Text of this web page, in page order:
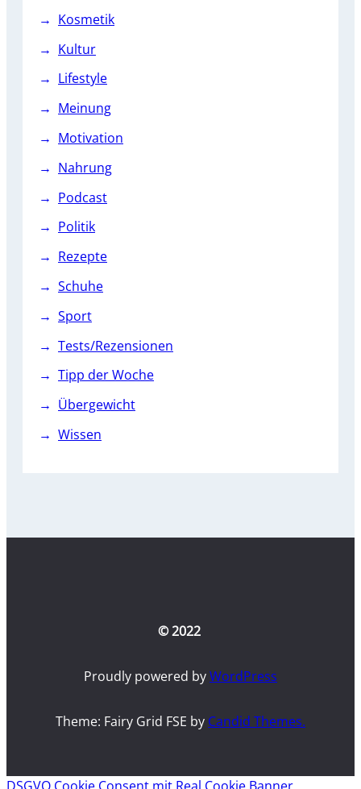
Kosmetik
Kultur
Lifestyle
Meinung
Motivation
Nahrung
Podcast
Politik
Rezepte
Schuhe
Sport
Tests/Rezensionen
Tipp der Woche
Übergewicht
Wissen
© 2022
Proudly powered byWordPress
Theme: Fairy Grid FSE by Candid Themes.